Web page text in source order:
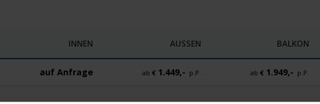
INNEN AUSSEN BALKON
auf Anfrage ab € 1.449,- p.P. ab € 1.949,- p.P.